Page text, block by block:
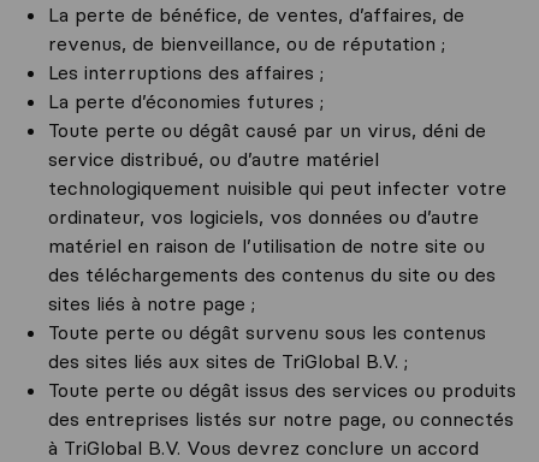
La perte de bénéfice, de ventes, d’affaires, de
revenus, de bienveillance, ou de réputation ;
Les interruptions des affaires ;
La perte d’économies futures ;
Toute perte ou dégât causé par un virus, déni de
service distribué, ou d’autre matériel
technologiquement nuisible qui peut infecter votre
ordinateur, vos logiciels, vos données ou d’autre
matériel en raison de l’utilisation de notre site ou
des téléchargements des contenus du site ou des
sites liés à notre page ;
Toute perte ou dégât survenu sous les contenus
des sites liés aux sites de TriGlobal B.V. ;
Toute perte ou dégât issus des services ou produits
des entreprises listés sur notre page, ou connectés
à TriGlobal B.V. Vous devrez conclure un accord